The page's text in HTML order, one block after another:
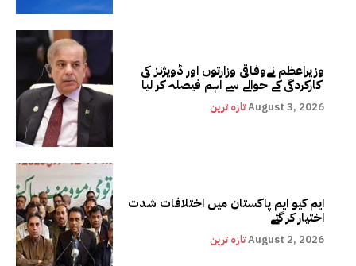
وزیراعظم نےوفاقی وزارتوں اور ڈویژنز کی
کارکردگی کے حوالے سے اہم فیصلہ کر لیا
تازہ ترینAugust 3, 2026
ایم کیو ایم پاکستان میں اختلافات شدت
اختیار کر گئے
تازہ ترینAugust 2, 2026